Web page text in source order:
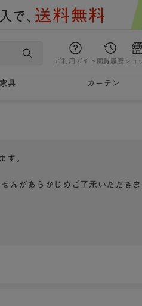
ご利用ガイド 閲覧履歴 ショ
家具 カーテン
す。
んがあらかじめご了承いただき